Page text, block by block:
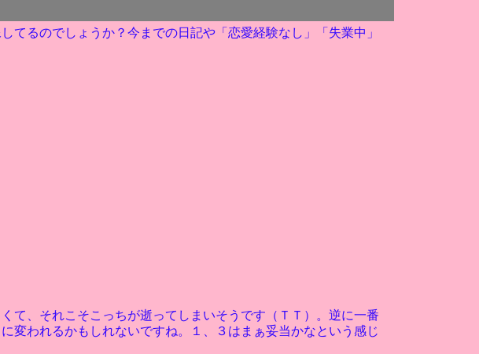
るのでしょうか？今までの日記や「恋愛経験なし」「失業中」
て、それこそこっちが逝ってしまいそうです（ＴＴ）。逆に一番
変われるかもしれないですね。１、３はまぁ妥当かなという感じ